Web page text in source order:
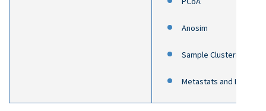
Anosim
Sample Clustering
Metastats and LEfSe